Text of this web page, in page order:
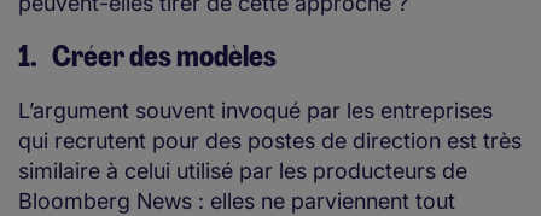
1. Créer des modèles
L’argument souvent invoqué par les entreprises
qui recrutent pour des postes de direction est très
similaire à celui utilisé par les producteurs de
Bloomberg News : elles ne parviennent tout